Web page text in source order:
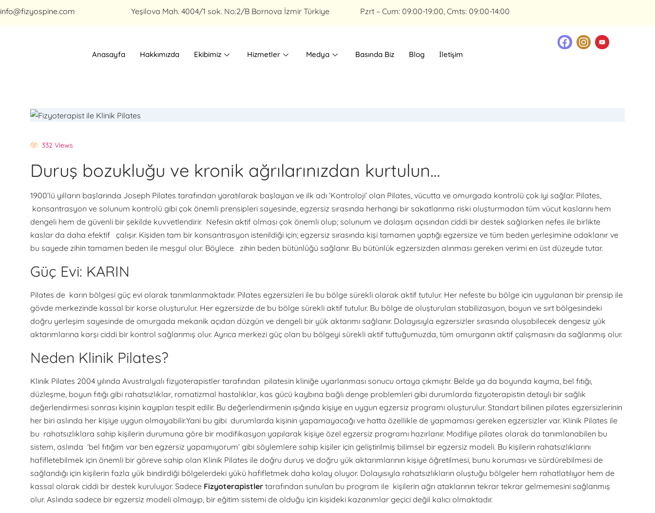
info@fizyospine.com Yeşilova Mah. 4004/1 sok. No:2/B Bornova İzmir Türkiye Pzrt – Cum: 09:00-19:00, Cmts: 09:00-14:00
Anasayfa Hakkımızda Ekibimiz Hizmetler Medya Basında Biz Blog İletişim
332 Views
Duruş bozukluğu ve kronik ağrılarınızdan kurtulun…
1900’lü yılların başlarında Joseph Pilates tarafından yaratılarak başlayan ve ilk adı ‘Kontroloji’ olan Pilates, vücutta ve omurgada kontrolü çok iyi sağlar. Pilates,
konsantrasyon ve solunum kontrolü gibi çok önemli prensipleri sayesinde, egzersiz sırasında herhangi bir sakatlanma riski oluşturmadan tüm vücut kaslarını hem
dengeli hem de güvenli bir şekilde kuvvetlendirir. Nefesin aktif olması çok önemli olup; solunum ve dolaşım açısından ciddi bir destek sağlarken nefes ile birlikte
kaslar da daha efektif çalışır. Kişiden tam bir konsantrasyon istenildiği için; egzersiz sırasında kişi tamamen yaptığı egzersize ve tüm beden yerleşimine odaklanır ve
bu sayede zihin tamamen beden ile meşgul olur. Böylece zihin beden bütünlüğü sağlanır. Bu bütünlük egzersizden alınması gereken verimi en üst düzeyde tutar.
Güç Evi: KARIN
Pilates de karın bölgesi güç evi olarak tanımlanmaktadır. Pilates egzersizleri ile bu bölge sürekli olarak aktif tutulur. Her nefeste bu bölge için uygulanan bir prensip ile
gövde merkezinde kassal bir korse oluşturulur. Her egzersizde de bu bölge sürekli aktif tutulur. Bu bölge de oluşturulan stabilizasyon, boyun ve sırt bölgesindeki
doğru yerleşim sayesinde de omurgada mekanik açıdan düzgün ve dengeli bir yük aktarımı sağlanır. Dolayısıyla egzersizler sırasında oluşabilecek dengesiz yük
aktarımlarına karşı ciddi bir kontrol sağlanmış olur. Ayrıca merkezi güç olan bu bölgeyi sürekli aktif tuttuğumuzda, tüm omurganın aktif çalışmasını da sağlanmış olur.
Neden Klinik Pilates?
Klinik Pilates 2004 yılında Avustralyalı fizyoterapistler tarafından pilatesin kliniğe uyarlanması sonucu ortaya çıkmıştır. Belde ya da boyunda kayma, bel fıtığı,
düzleşme, boyun fıtığı gibi rahatsızlıklar, romatizmal hastalıklar, kas gücü kaybına bağlı denge problemleri gibi durumlarda fizyoterapistin detaylı bir sağlık
değerlendirmesi sonrası kişinin kayıpları tespit edilir. Bu değerlendirmenin ışığında kişiye en uygun egzersiz programı oluşturulur. Standart bilinen pilates egzersizlerinin
her biri aslında her kişiye uygun olmayabilir.Yani bu gibi durumlarda kişinin yapamayacağı ve hatta özellikle de yapmaması gereken egzersizler var. Klinik Pilates ile
bu rahatsızlıklara sahip kişilerin durumuna göre bir modifikasyon yapılarak kişiye özel egzersiz programı hazırlanır. Modifiye pilates olarak da tanımlanabilen bu
sistem, aslında ‘bel fıtığım var ben egzersiz yapamıyorum’ gibi söylemlere sahip kişiler için geliştirilmiş bilimsel bir egzersiz modeli. Bu kişilerin rahatsızlıklarını
hafifletebilmek için önemli bir göreve sahip olan Klinik Pilates ile doğru duruş ve doğru yük aktarımlarının kişiye öğretilmesi, bunu koruması ve sürdürebilmesi de
sağlandığı için kişilerin fazla yük bindirdiği bölgelerdeki yükü hafifletmek daha kolay oluyor. Dolayısıyla rahatsızlıkların oluştuğu bölgeler hem rahatlatılıyor hem de
kassal olarak ciddi bir destek kuruluyor. Sadece Fizyoterapistler tarafından sunulan bu program ile kişilerin ağrı ataklarının tekrar tekrar gelmemesini sağlanmış
olur. Aslında sadece bir egzersiz modeli olmayıp, bir eğitim sistemi de olduğu için kişideki kazanımlar geçici değil kalıcı olmaktadır.